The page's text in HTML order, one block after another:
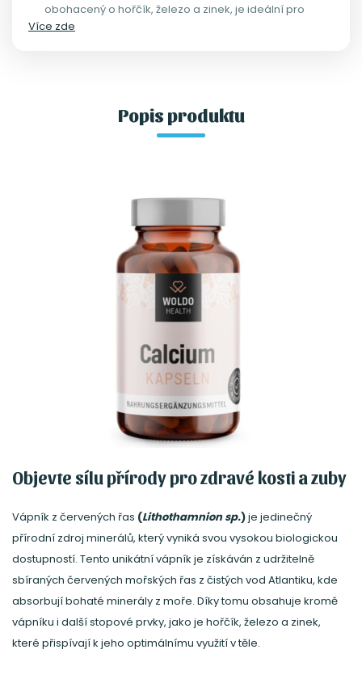
obohacený o hořčík, železo a zinek, je ideální pro
vegany i osoby s citlivým trávením.
Více zde
Popis produktu
Objevte sílu přírody pro zdravé kosti a zuby
Vápník z červených řas (Lithothamnion sp.)je jedinečný
přírodní zdroj minerálů, který vyniká svou vysokou biologickou
dostupností. Tento unikátní vápník je získáván z udržitelně
sbíraných červených mořských řas z čistých vod Atlantiku, kde
absorbují bohaté minerály z moře. Díky tomu obsahuje kromě
vápníku i další stopové prvky, jako je hořčík, železo a zinek,
které přispívají k jeho optimálnímu využití v těle.